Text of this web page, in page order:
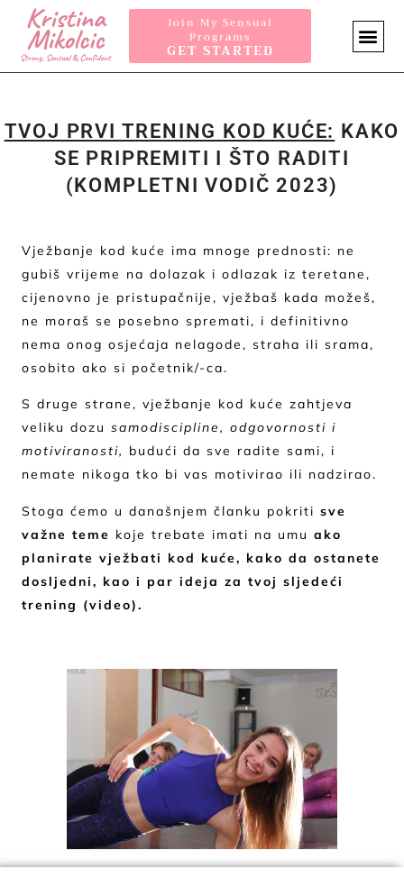
Join My Sensual
Programs
GET STARTED
TVOJ PRVI TRENING KOD KUĆE: KAKO
SE PRIPREMITI I ŠTO RADITI
(KOMPLETNI VODIČ 2023)
Vježbanje kod kuće ima mnoge prednosti: ne
gubiš vrijeme na dolazak i odlazak iz teretane,
cijenovno je pristupačnije, vježbaš kada možeš,
ne moraš se posebno spremati, i definitivno
nema onog osjećaja nelagode, straha ili srama,
osobito ako si početnik/-ca.
S druge strane, vježbanje kod kuće zahtjeva
veliku dozu samodiscipline, odgovornosti i
motiviranosti, budući da sve radite sami, i
nemate nikoga tko bi vas motivirao ili nadzirao.
Stoga ćemo u današnjem članku pokriti sve
važne teme koje trebate imati na umu ako
planirate vježbati kod kuće, kako da ostanete
dosljedni, kao i par ideja za tvoj sljedeći
trening (video).